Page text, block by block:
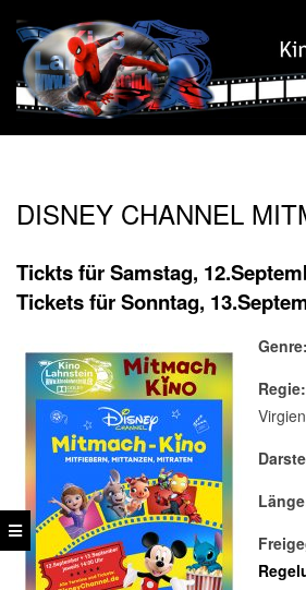
content
Kino
MenuDISNEY CHANNEL
Tickts für Samstag,
Tickets für Sonntag,
Genre:
Regie: